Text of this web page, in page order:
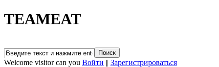
TEAMEAT
Welcome visitor can you Войти || Зарегистрироваться